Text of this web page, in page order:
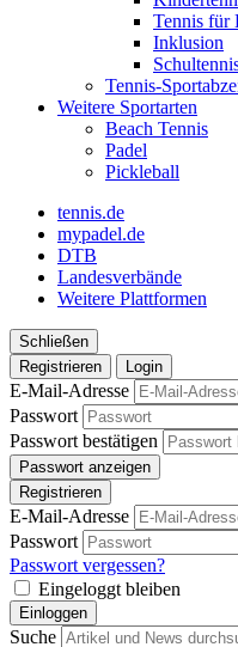
Tennis für
Inklusion
Tennis-
Weitere Sportarten
Beach Tennis
Padel
Pickleball
tennis.de
mypadel.de
DTB
Landesverbände
Weitere Plattformen
Schließen
Registrieren
Login
E-Mail-Adresse
Passwort
Passwort bestätigen
Passwort anzeigen
Registrieren
E-Mail-Adresse
Passwort
Passwort vergessen?
Eingeloggt bleiben
Einloggen
Suche